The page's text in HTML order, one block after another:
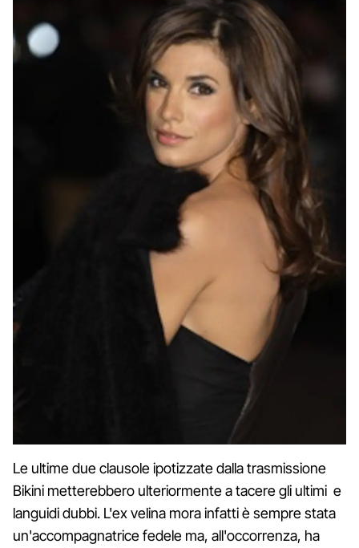
Le ultime due clausole ipotizzate dalla trasmissione
Bikini metterebbero ulteriormente a tacere gli ultimi e
languidi dubbi. L'ex velina mora infatti è sempre stata
un'accompagnatrice fedele ma, all'occorrenza, ha